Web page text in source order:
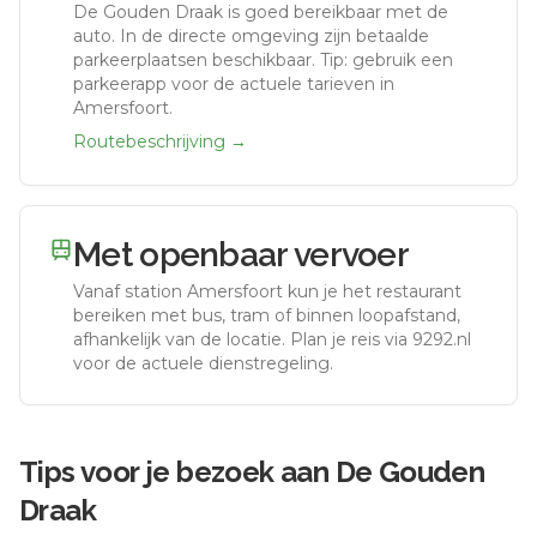
De Gouden Draak is goed bereikbaar met de
auto. In de directe omgeving zijn betaalde
parkeerplaatsen beschikbaar. Tip: gebruik een
parkeerapp voor de actuele tarieven in
Amersfoort.
Routebeschrijving →
Met openbaar vervoer
Vanaf station Amersfoort kun je het restaurant
bereiken met bus, tram of binnen loopafstand,
afhankelijk van de locatie. Plan je reis via 9292.nl
voor de actuele dienstregeling.
Tips voor je bezoek aan De Gouden
Draak